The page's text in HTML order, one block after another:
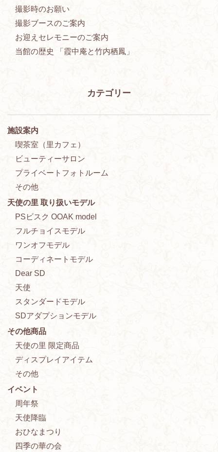
撮影時のお願い
撮影ブースのご案内
お迎えセレモニーのご案内
当館の歴史 「霞中庵と竹内栖鳳」
カテゴリー
施設案内
喫茶室（里カフェ）
ビューティーサロン
プライベートフォトルーム
その他
天使の里 取り扱いモデル
PSビスク OOAK model
フルチョイスモデル
ワンオフモデル
コーディネートモデル
Dear SD
天使
スタンダードモデル
SDアダプションモデル
その他商品
天使の里 限定商品
ディスプレイアイテム
その他
イベント
周年祭
天使降臨
おひなまつり
四季の華の会